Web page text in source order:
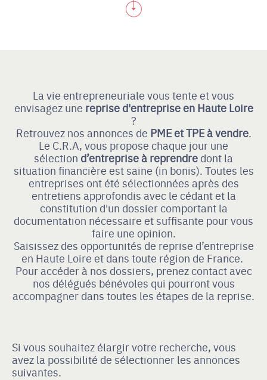
La vie entrepreneuriale vous tente et vous
envisagez une reprise d'entrepriseen Haute Loire
?
Retrouvez nos annonces de PME et TPE à vendre.
Le C.R.A, vous propose chaque jour une
sélection d’entreprise à reprendre dont la
situation financière est saine (in bonis). Toutes les
entreprises ont été sélectionnées après des
entretiens approfondis avec le cédant et la
constitution d'un dossier comportant la
documentation nécessaire et suffisante pour vous
faire une opinion.
Saisissez des opportunités de reprise d’entreprise
en Haute Loire et dans toute région de France.
Pour accéder à nos dossiers, prenez contact avec
nos délégués bénévoles qui pourront vous
accompagner dans toutes les étapes de la reprise.
Si vous souhaitez élargir votre recherche, vous
avez la possibilité de sélectionner les annonces
suivantes.